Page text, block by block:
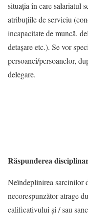
situaţia în care salariatul
atribuţiile de serviciu
incapacitate de muncă,
detaşare etc.). Se vor
persoanei/persoanelor,
delegare.
Răspunderea
Neîndeplinirea sarcinilor
necorespunzător atrage
calificativului și / sau